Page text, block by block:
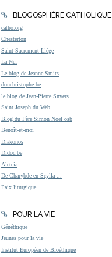
BLOGOSPHÈRE CATHOLIQUE
catho.org
Chesterton
Saint-Sacrement Liège
La Nef
Le blog de Jeanne Smits
donchristophe.be
le blog de Jean-Pierre Snyers
Saint Joseph du Web
Blog du Père Simon Noël osb
Benoît-et-moi
Diakonos
Didoc.be
Aleteia
De Charybde en Scylla ...
Paix liturgique
POUR LA VIE
Généthique
Jeunes pour la vie
Institut Européen de Bioéthique